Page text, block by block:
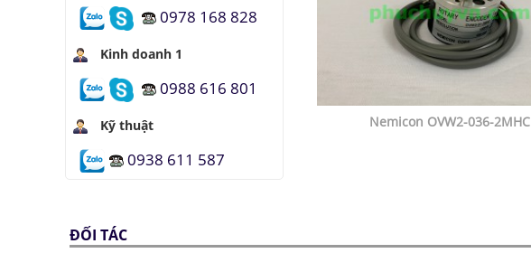
Nemicon OVW2-036-2MHC
0978 168 828
Kinh doanh 1
0988 616 801
Kỹ thuật
0938 611 587
ĐỐI TÁC